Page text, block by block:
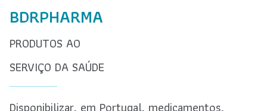
BDRPHARMA
PRODUTOS AO
SERVIÇO DA SAÚDE